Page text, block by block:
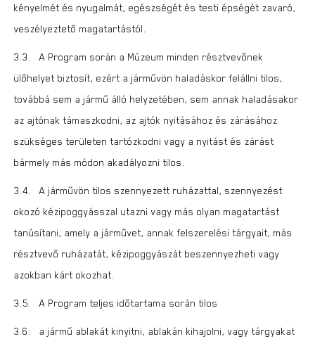
kényelmét és nyugalmát, egészségét és testi épségét zavaró,
veszélyeztető magatartástól.
3.3. A Program során a Múzeum minden résztvevőnek
ülőhelyet biztosít, ezért a járművön haladáskor felállni tilos,
továbbá sem a jármű álló helyzetében, sem annak haladásakor
az ajtónak támaszkodni, az ajtók nyitásához és zárásához
szükséges területen tartózkodni vagy a nyitást és zárást
bármely más módon akadályozni tilos.
3.4. A járművön tilos szennyezett ruházattal, szennyezést
okozó kézipoggyásszal utazni vagy más olyan magatartást
tanúsítani, amely a járművet, annak felszerelési tárgyait, más
résztvevő ruházatát, kézipoggyászát beszennyezheti vagy
azokban kárt okozhat.
3.5. A Program teljes időtartama során tilos
3.6. a jármű ablakát kinyitni, ablakán kihajolni, vagy tárgyakat